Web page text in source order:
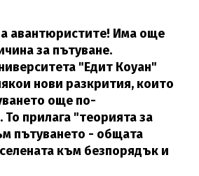
авантюристите! Има още
за пътуване.
"Едит Коуан"
нови разкрития, които
още по-
То прилага "теорията за
пътуването - общата
към безпорядък и